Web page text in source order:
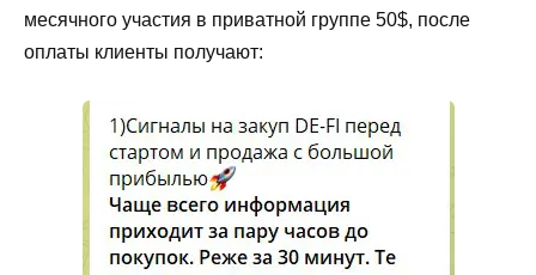
месячного участия в приватной группе 50$, после
оплаты клиенты получают: